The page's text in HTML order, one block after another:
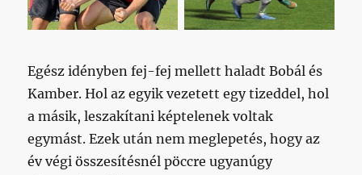
Egész idényben fej-fej mellett haladt Bobál és
Kamber. Hol az egyik vezetett egy tizeddel, hol
a másik, leszakítani képtelenek voltak
egymást. Ezek után nem meglepetés, hogy az
év végi összesítésnél pöccre ugyanúgy